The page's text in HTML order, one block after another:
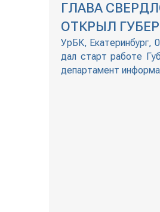
ГЛАВА
ОТКРЫЛ
УрБК, Екатеринбург,
дал старт работе
департамент